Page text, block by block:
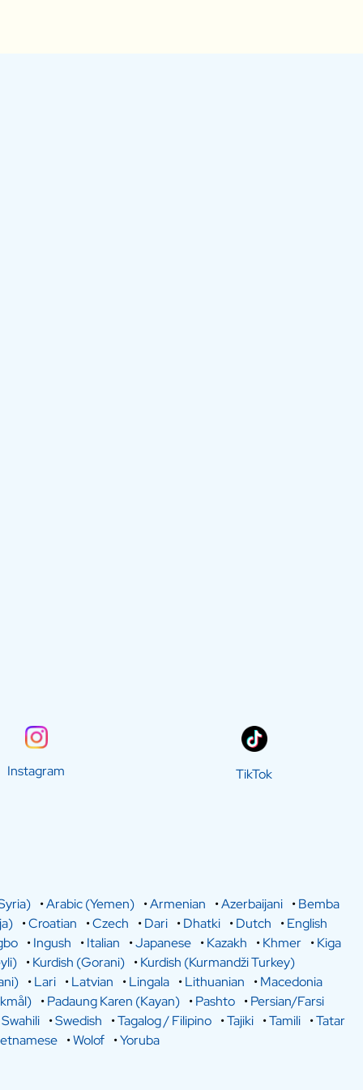
Instagram TikTok
•Arabic (Yemen) •Armenian •Azerbaijani •Bemba
•Croatian •Czech •Dari •Dhatki •Dutch •English
•Ingush •Italian •Japanese •Kazakh •Khmer •Kiga
•Kurdish (Gorani) •Kurdish (Kurmandži Turkey)
•Lari •Latvian •Lingala •Lithuanian •Macedonia
•Padaung Karen (Kayan) •Pashto •Persian/Farsi
Swahili •Swedish •Tagalog / Filipino •Tajiki •Tamili •Tatar
•Wolof •Yoruba